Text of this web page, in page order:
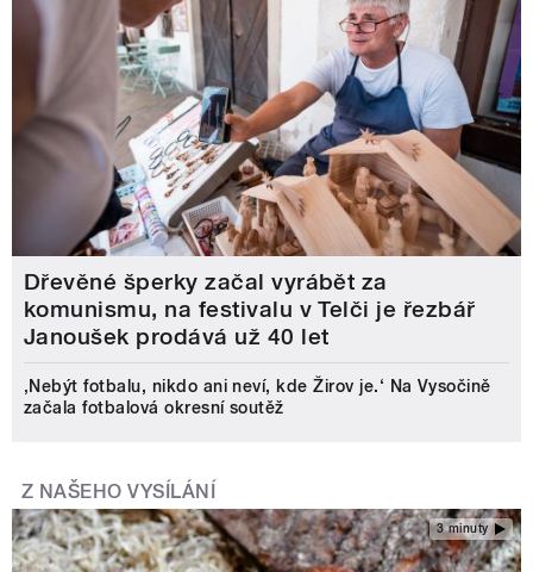
Dřevěné šperky začal vyrábět za
komunismu, na festivalu v Telči je řezbář
Janoušek prodává už 40 let
‚Nebýt fotbalu, nikdo ani neví, kde Žirov je.‘ Na Vysočině
začala fotbalová okresní soutěž
Z NAŠEHO VYSÍLÁNÍ
3 minuty